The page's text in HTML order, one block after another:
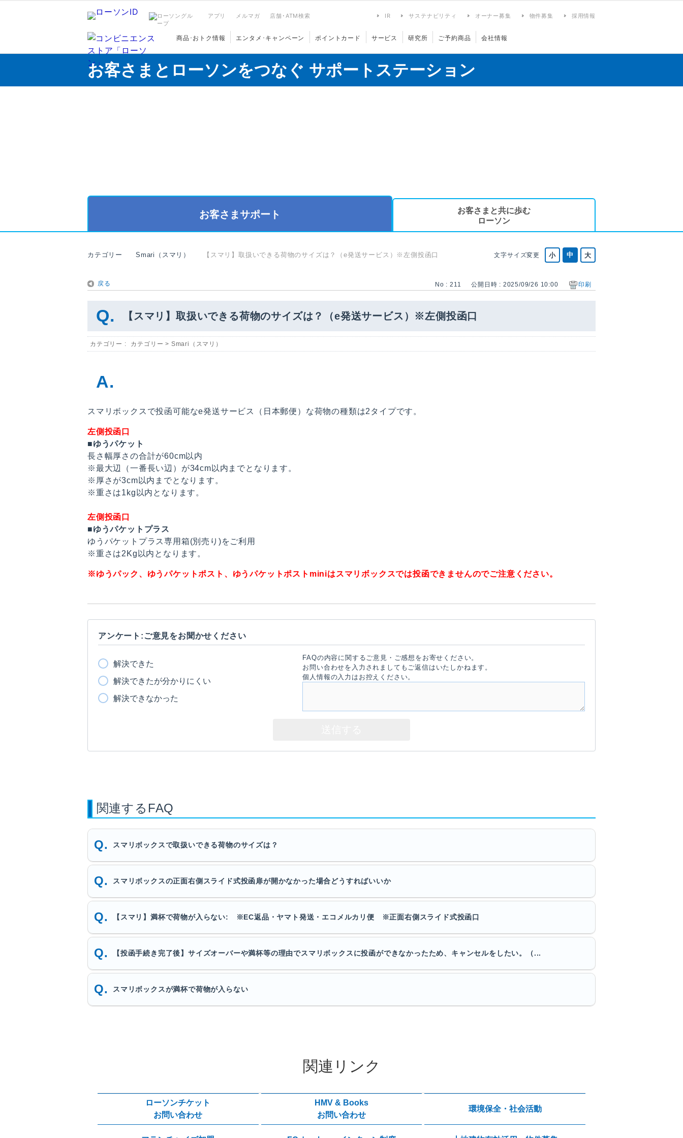
アプリ メルマガ 店舗･ATM検索 IR サステナビリティ オーナー募集 物件募集 採用情報
商品･おトク情報 エンタメ･キャンペーン ポイントカード サービス 研究所 ご予約商品 会社情報
お客さまとローソンをつなぐ サポートステーション
お客さまサポート
お客さまと共に歩む
ローソン
文字サイズ変更
カテゴリー Smari（スマリ） 【スマリ】取扱いできる荷物のサイズは？（e発送サービス）※左側投函口
戻る No : 211 公開日時 : 2025/09/26 10:00 印刷
【スマリ】取扱いできる荷物のサイズは？（e発送サービス）※左側投函口
カテゴリー : カテゴリー > Smari（スマリ）
スマリボックスで投函可能なe発送サービス（日本郵便）な荷物の種類は2タイプです。
左側投函口
■ゆうパケット
長さ幅厚さの合計が60cm以内
※最大辺（一番長い辺）が34cm以内までとなります。
※厚さが3cm以内までとなります。
※重さは1kg以内となります。
左側投函口
■ゆうパケットプラス
ゆうパケットプラス専用箱(別売り)をご利用
※重さは2Kg以内となります。
※ゆうパック、ゆうパケットポスト、ゆうパケットポストminiはスマリボックスでは投函できませんのでご注意ください。
アンケート:ご意見をお聞かせください
解決できた
解決できたが分かりにくい
解決できなかった
FAQの内容に関するご意見・ご感想をお寄せください。
お問い合わせを入力されましてもご返信はいたしかねます。
個人情報の入力はお控えください。
関連するFAQ
スマリボックスで取扱いできる荷物のサイズは？
スマリボックスの正面右側スライド式投函扉が開かなかった場合どうすればいいか
【スマリ】満杯で荷物が入らない: ※EC返品・ヤマト発送・エコメルカリ便 ※正面右側スライド式投函口
【投函手続き完了後】サイズオーバーや満杯等の理由でスマリボックスに投函ができなかったため、キャンセルをしたい。（...
スマリボックスが満杯で荷物が入らない
関連リンク
ローソンチケット
お問い合わせ
HMV & Books
お問い合わせ
環境保全・社会活動